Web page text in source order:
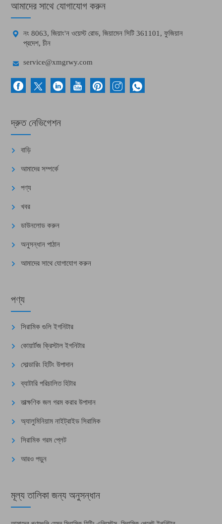
আমাদের সাথে যোগাযোগ করুন

নং 8063, জিয়াং'ন ওয়েস্ট রোড, জিয়ামেন সিটি 361101, ফুজিয়ান
প্রদেশ, চীন
 service@xmgrwy.com
দ্রুত নেভিগেশন
বাড়ি
আমাদের সম্পর্কে
পণ্য
খবর
ডাউনলোড করুন
অনুসন্ধান পাঠান
আমাদের সাথে যোগাযোগ করুন
পণ্য
সিরামিক গুলি ইগনিটার
কোয়ার্টজ ক্রিস্টাল ইগনিটার
সোল্ডারিং হিটিং উপাদান
ব্যাটারি পরিচালিত হিটার
তাত্ক্ষণিক জল গরম করার উপাদান
অ্যালুমিনিয়াম নাইট্রাইড সিরামিক
সিরামিক গরম প্লেট
আরও পড়ুন
মূল্য তালিকা জন্য অনুসন্ধান